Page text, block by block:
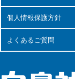
個人情報保護方針
よくあるご質問